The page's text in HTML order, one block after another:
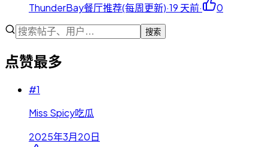
ThunderBay餐厅推荐(每周更新)·19 天前· 0
搜索
点赞最多
#1
Miss Spicy吃瓜
2025年3月20日